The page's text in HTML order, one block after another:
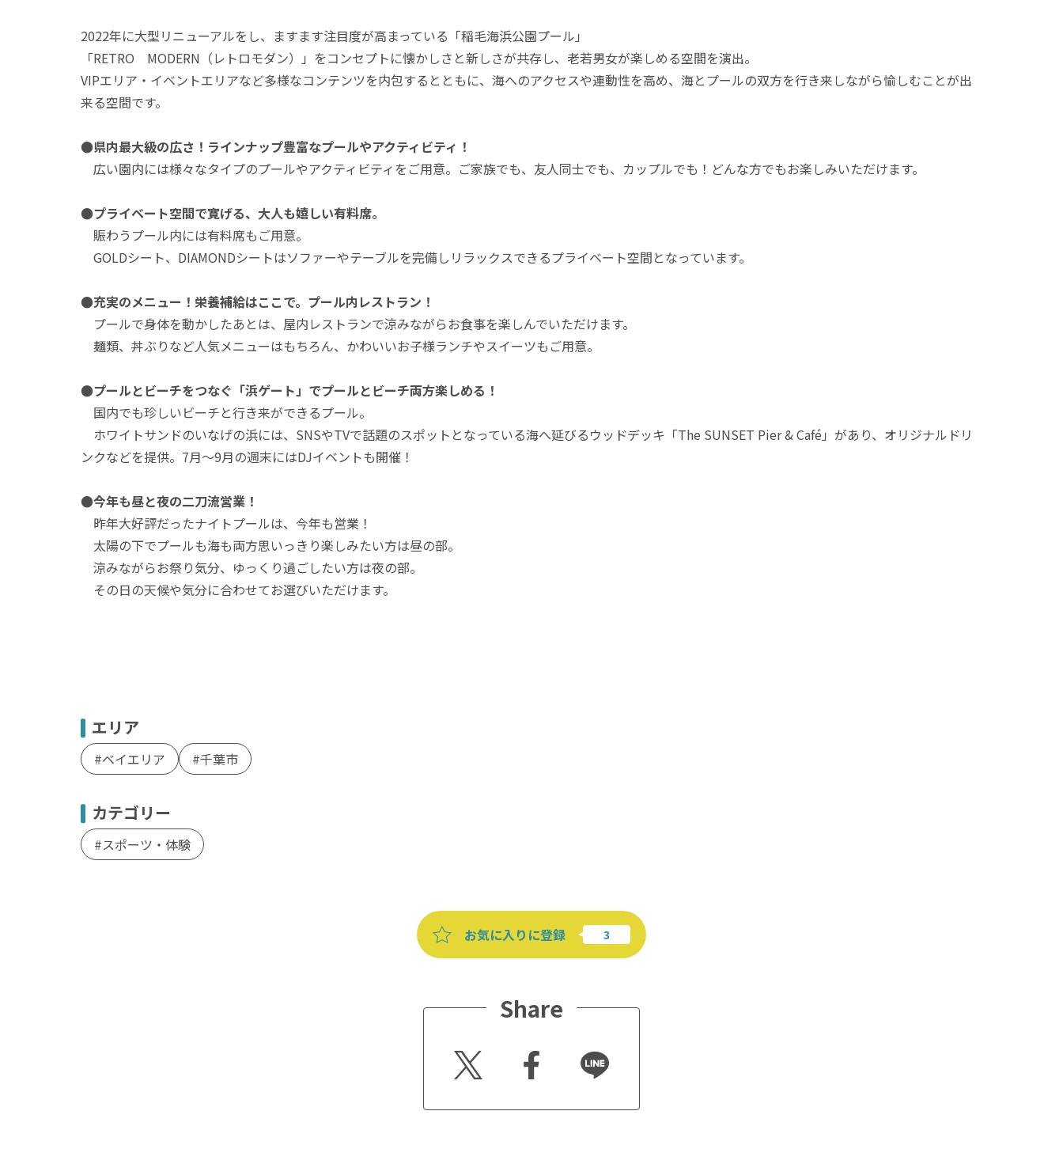
2022年に大型リニューアルをし、ますます注目度が高まっている「稲毛海浜公園プール」
「RETRO MODERN（レトロモダン）」をコンセプトに懐かしさと新しさが共存し、老若男女が楽しめる空間を演出。
VIPエリア・イベントエリアなど多様なコンテンツを内包するとともに、海へのアクセスや連動性を高め、海とプールの双方を行き来しながら愉しむことが出
来る空間です。
●県内最大級の広さ！ラインナップ豊富なプールやアクティビティ！
広い園内には様々なタイプのプールやアクティビティをご用意。ご家族でも、友人同士でも、カップルでも！どんな方でもお楽しみいただけます。
●プライベート空間で寛げる、大人も嬉しい有料席。
賑わうプール内には有料席もご用意。
GOLDシート、DIAMONDシートはソファーやテーブルを完備しリラックスできるプライベート空間となっています。
●充実のメニュー！栄養補給はここで。プール内レストラン！
プールで身体を動かしたあとは、屋内レストランで涼みながらお食事を楽しんでいただけます。
麺類、丼ぶりなど人気メニューはもちろん、かわいいお子様ランチやスイーツもご用意。
●プールとビーチをつなぐ「浜ゲート」でプールとビーチ両方楽しめる！
国内でも珍しいビーチと行き来ができるプール。
ホワイトサンドのいなげの浜には、SNSやTVで話題のスポットとなっている海へ延びるウッドデッキ「The SUNSET Pier & Café」があり、オリジナルドリ
ンクなどを提供。7月～9月の週末にはDJイベントも開催！
●今年も昼と夜の二刀流営業！
昨年大好評だったナイトプールは、今年も営業！
太陽の下でプールも海も両方思いっきり楽しみたい方は昼の部。
涼みながらお祭り気分、ゆっくり過ごしたい方は夜の部。
その日の天候や気分に合わせてお選びいただけます。
エリア
ベイエリア 千葉市
カテゴリー
スポーツ・体験
お気に入りに登録
Share
Twitt
er
Faceb
ook
Line